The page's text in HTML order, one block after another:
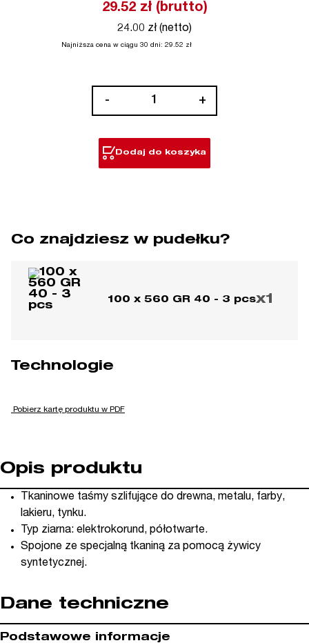
29.52zł (brutto)
24.00 zł (netto)
Najniższa cena w ciągu 30 dni: 29.52 zł
-
do
szlifierek
+
Dodaj do koszyka
Co znajdziesz w pudełku?
100 x 560 GR 40 - 3 pcsx1
Technologie
Pobierz kartę produktu w PDF
Opis produktu
Tkaninowe taśmy szlifujące do drewna, metalu, farby,
lakieru, tynku.
Typ ziarna: elektrokorund, półotwarte.
Spojone ze specjalną tkaniną za pomocą żywicy
syntetycznej.
Dane techniczne
Podstawowe informacje